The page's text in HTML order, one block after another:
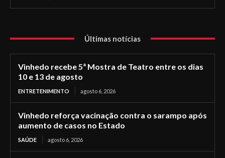
Últimas notícias
Vinhedo recebe 5ª Mostra de Teatro entre os dias
10 e 13 de agosto
ENTRETENIMENTO agosto 6, 2026
Vinhedo reforça vacinação contra o sarampo após
aumento de casos no Estado
SAÚDE agosto 6, 2026